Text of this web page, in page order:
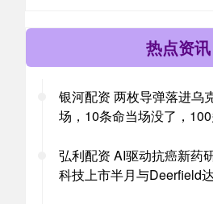
热点资讯
银河配资 两枚导弹落进乌
场，10条命当场没了，100
弘利配资 AI驱动抗癌新药
科技上市半月与Deerfield